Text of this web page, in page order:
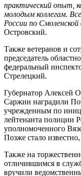
практический опыт,
молодым коллегам.
России по
Островский.
Также ветеранов и
председатель
федеральный
Стрелецкий.
Губернатор Алексей
Саржин наградили
учрежденным по
лейтенанта полиции
уполномоченного
Позже стало
Также на
отличившимся в
вручили